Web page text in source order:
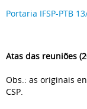
Portaria IFSP-PTB
Atas das
Obs.: as originais
CSP.